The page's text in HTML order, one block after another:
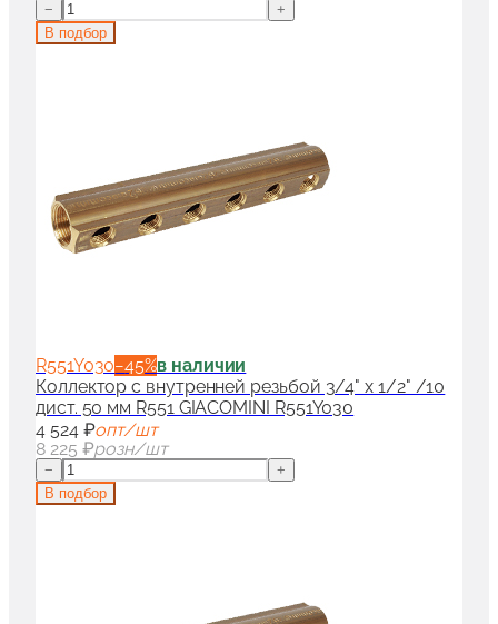
−
+
В подбор
R551Y030−45%в наличии
Коллектор с внутренней резьбой 3/4" x 1/2" /10
дист. 50 мм R551 GIACOMINI R551Y030
4 524 ₽опт/шт
8 225 ₽розн/шт
−
+
В подбор